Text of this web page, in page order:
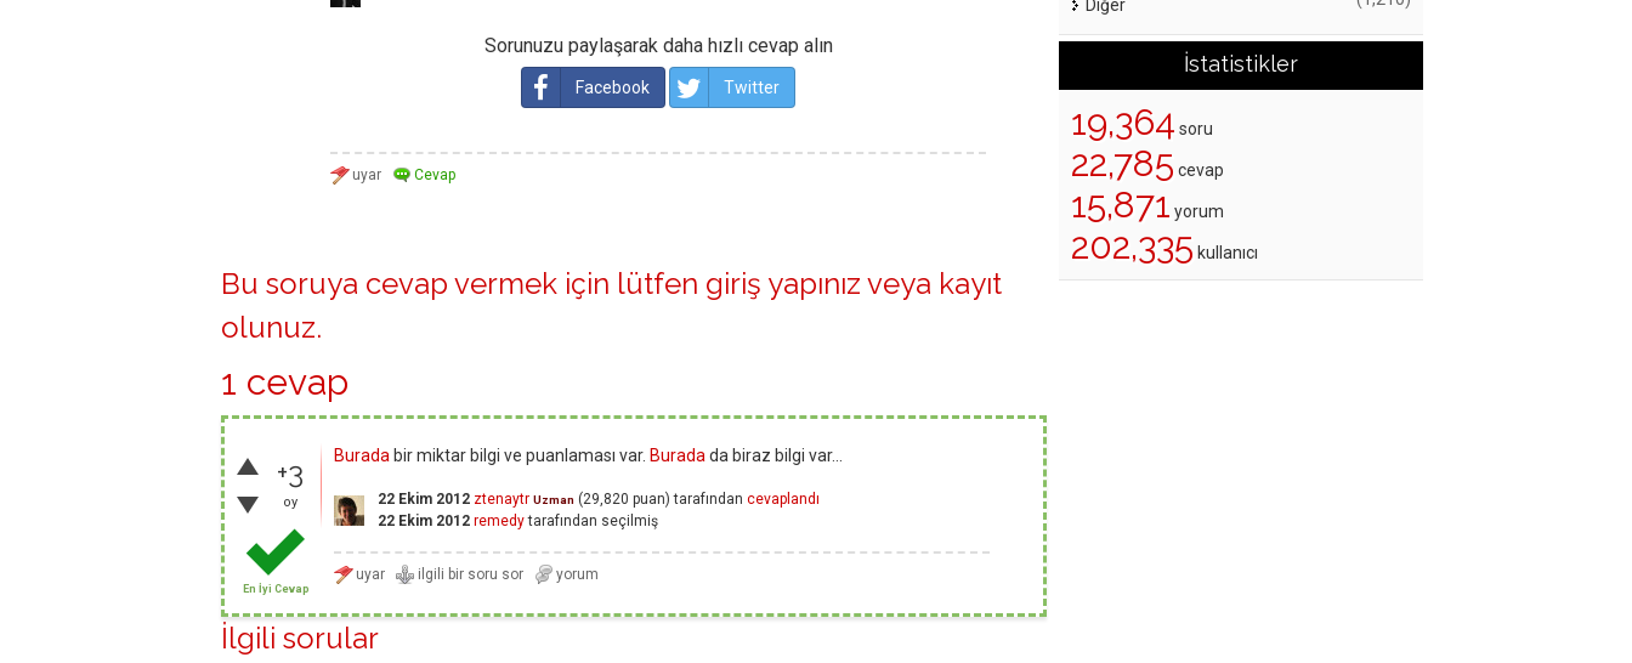
Sorunuzu paylaşarak daha hızlı cevap alın
Facebook Twitter
Bu soruya cevap vermek için lütfen giriş yapınız veya kayıt
olunuz.
1 cevap
+3
oy
En İyi Cevap
Burada bir miktar bilgi ve puanlaması var. Burada da biraz bilgi var...
22 Ekim 2012 ztenaytr Uzman (29,820 puan) tarafından cevaplandı
22 Ekim 2012 remedytarafından seçilmiş
İlgili sorular
Diğer
İstatistikler
19,364 soru
22,785 cevap
15,871 yorum
202,335 kullanıcı